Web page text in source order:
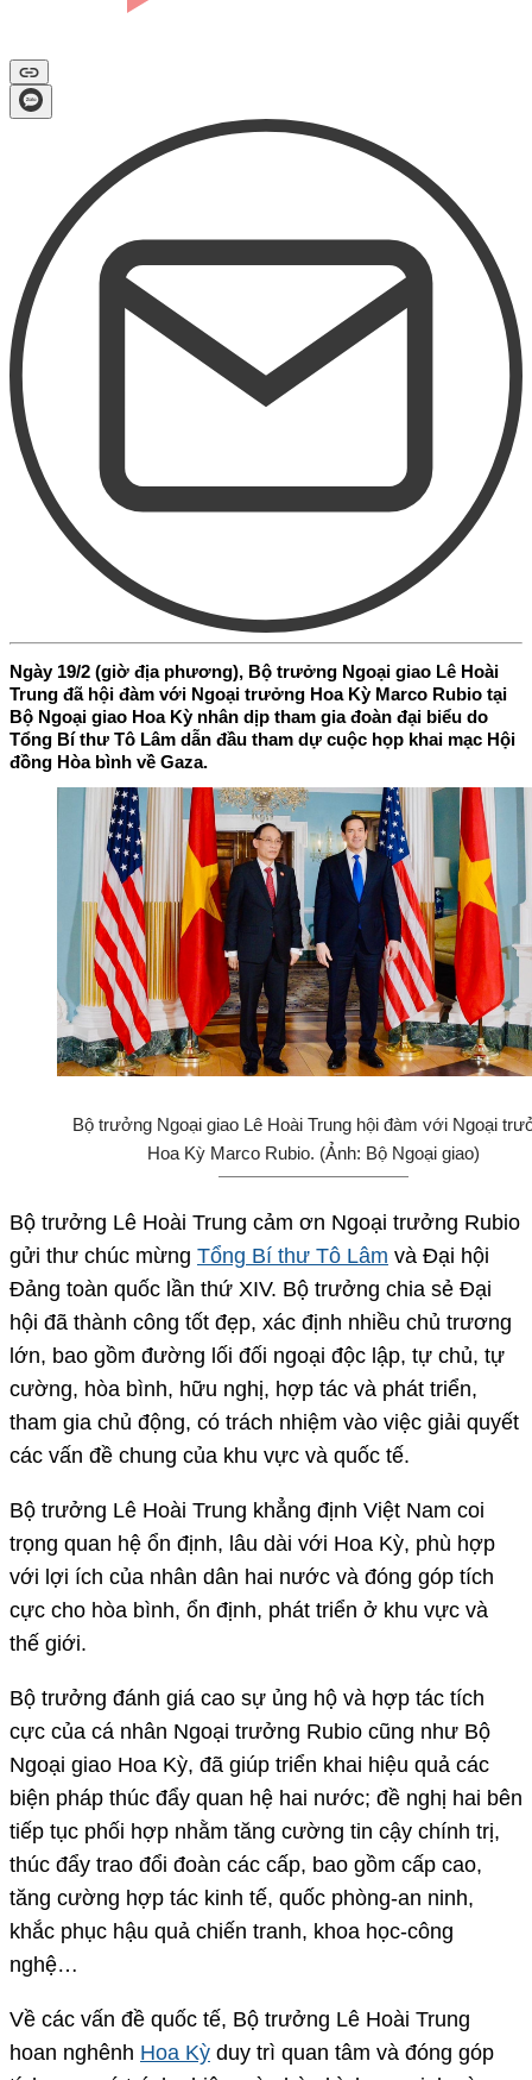
Ngày 19/2 (giờ địa phương), Bộ trưởng Ngoại giao Lê Hoài
Trung đã hội đàm với Ngoại trưởng Hoa Kỳ Marco Rubio tại
Bộ Ngoại giao Hoa Kỳ nhân dịp tham gia đoàn đại biểu do
Tổng Bí thư Tô Lâm dẫn đầu tham dự cuộc họp khai mạc Hội
đồng Hòa bình về Gaza.
Bộ trưởng Ngoại giao Lê Hoài Trung hội đàm với Ngoại
Hoa Kỳ Marco Rubio. (Ảnh: Bộ Ngoại giao)
Bộ trưởng Lê Hoài Trung cảm ơn Ngoại trưởng Rubio
gửi thư chúc mừng Tổng Bí thư Tô Lâm và Đại hội
Đảng toàn quốc lần thứ XIV. Bộ trưởng chia sẻ Đại
hội đã thành công tốt đẹp, xác định nhiều chủ trương
lớn, bao gồm đường lối đối ngoại độc lập, tự chủ, tự
cường, hòa bình, hữu nghị, hợp tác và phát triển,
tham gia chủ động, có trách nhiệm vào việc giải quyết
các vấn đề chung của khu vực và quốc tế.
Bộ trưởng Lê Hoài Trung khẳng định Việt Nam coi
trọng quan hệ ổn định, lâu dài với Hoa Kỳ, phù hợp
với lợi ích của nhân dân hai nước và đóng góp tích
cực cho hòa bình, ổn định, phát triển ở khu vực và
thế giới.
Bộ trưởng đánh giá cao sự ủng hộ và hợp tác tích
cực của cá nhân Ngoại trưởng Rubio cũng như Bộ
Ngoại giao Hoa Kỳ, đã giúp triển khai hiệu quả các
biện pháp thúc đẩy quan hệ hai nước; đề nghị hai bên
tiếp tục phối hợp nhằm tăng cường tin cậy chính trị,
thúc đẩy trao đổi đoàn các cấp, bao gồm cấp cao,
tăng cường hợp tác kinh tế, quốc phòng-an ninh,
khắc phục hậu quả chiến tranh, khoa học-công
nghệ…
Về các vấn đề quốc tế, Bộ trưởng Lê Hoài Trung
hoan nghênh Hoa Kỳ duy trì quan tâm và đóng góp